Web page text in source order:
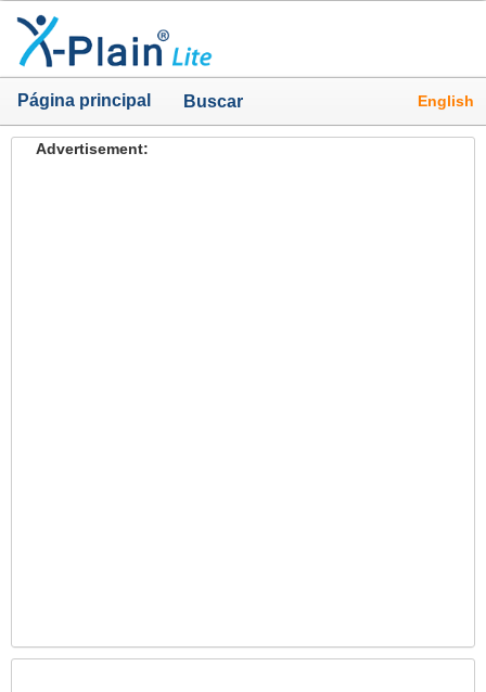
Página principal Buscar English
Advertisement: